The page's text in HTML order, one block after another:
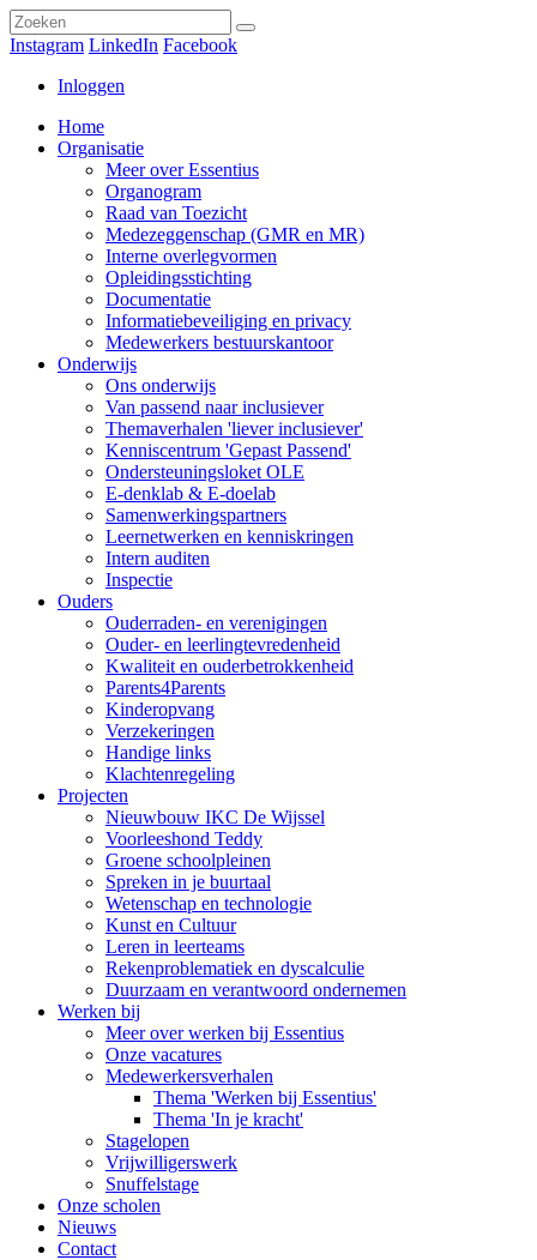
Instagram LinkedIn Facebook
Inloggen
Home
Organisatie
Meer over Essentius
Organogram
Raad van Toezicht
Medezeggenschap (GMR en MR)
Interne overlegvormen
Opleidingsstichting
Documentatie
Informatiebeveiliging en privacy
Medewerkers bestuurskantoor
Onderwijs
Ons onderwijs
Van passend naar inclusiever
Themaverhalen 'liever inclusiever'
Kenniscentrum 'Gepast Passend'
Ondersteuningsloket OLE
E-denklab & E-doelab
Samenwerkingspartners
Leernetwerken en kenniskringen
Intern auditen
Inspectie
Ouders
Ouderraden- en verenigingen
Ouder- en leerlingtevredenheid
Kwaliteit en ouderbetrokkenheid
Parents4Parents
Kinderopvang
Verzekeringen
Handige links
Klachtenregeling
Projecten
Nieuwbouw IKC De Wijssel
Voorleeshond Teddy
Groene schoolpleinen
Spreken in je buurtaal
Wetenschap en technologie
Kunst en Cultuur
Leren in leerteams
Rekenproblematiek en dyscalculie
Duurzaam en verantwoord ondernemen
Werken bij
Meer over werken bij Essentius
Onze vacatures
Medewerkersverhalen
Thema 'Werken bij Essentius'
Thema 'In je kracht'
Stagelopen
Vrijwilligerswerk
Snuffelstage
Onze scholen
Nieuws
Contact